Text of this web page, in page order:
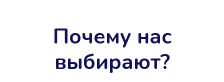
Почему нас
выбирают?